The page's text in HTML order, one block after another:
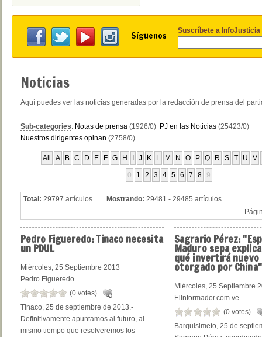
Síguenos Suscríbete a InfoJusticia
Noticias
Aquí puedes ver las noticias generadas por la redacción de prensa del
Sub-categories: Notas de prensa (1926/0) PJ en las Noticias (25423/0)
Nuestros dirigentes opinan (2758/0)
All A B C D E F G H J K L M N O P Q R S T U V
0 1 2 3 4 5 6 7 8 9
Total: 29797 artículos Mostrando: 29481 - 29485 artículos
Pedro Figueredo: Tinaco necesita
un PDUL
Miércoles, 25 Septiembre 2013
Pedro Figueredo
(0 votes)
Tinaco, 25 de septiembre de 2013.-
Definitivamente apuntamos al futuro, al
mismo tiempo que resolveremos los
SagrarioPérez:
Maduro sepa
qué invertirá
otorgado por China"
Miércoles, 25 Septiembre
ElInformador.com.ve
(0 votes)
Barquisimeto, 25 de